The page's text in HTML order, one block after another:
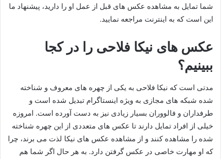
شما تمایل به مشاهده عکس های قبل از عمل او را دارید، پیشنهاد ما
این است که به اینترنت مراجعه نمایید.
عکس های نیکا فلاحی را در کجا
ببینیم؟
مدتی است که نیکا فلاحی به یکی از چهره های معروف و شناخته
شده شبکه‌ های مجازی به ویژه اینستاگرام تبدیل شده است و
طرفداران و فالووران بسیار زیادی نیز به دست آورده است. امروزه
خیلی از افراد تمایل دارند تا عکس های متعددی از این چهره شناخته
شده را مشاهده کنند و از مشاهده عکس های نیکا لذت می‌ برند، چرا
که او مهارت خاصی در عکس گرفتن دارد. به هر حال اگر شما هم